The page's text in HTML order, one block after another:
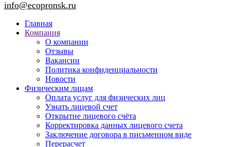
Главная
Компания
О компании
Отзывы
Вакансии
Политика конфиденциальности
Новости
Физическим лицам
Оплата услуг для физических лиц
Узнать лицевой счет
Открытие лицевого счёта
Корректировка данных лицевого счета
Заключение договора в письменном виде
Перерасчет